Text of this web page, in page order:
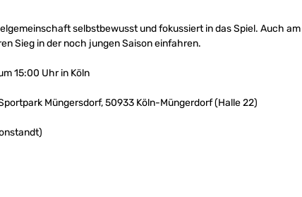
selbstbewusst und fokussiert in das Spiel. Auch
Sieg in der noch jungen Saison einfahren.
15:00 Uhr in Köln
Müngersdorf, 50933 Köln-Müngerdorf (Halle 22)